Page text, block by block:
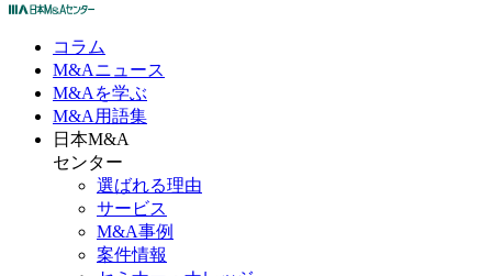
コラム
M&Aニュース
M&Aを学ぶ
M&A 用語集
日本M&A
センター
選ばれる理由
サービス
M&A事例
案件情報